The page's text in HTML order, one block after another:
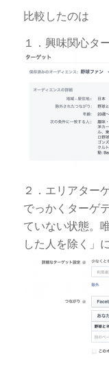
比較したのは
１．興味関心タ
２．エリアター
でっかくターゲ
ていない状態。
した人を除く」